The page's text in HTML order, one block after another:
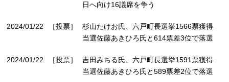
日へ向け16議席を争う
2024/01/22 ［投票］
杉山たけお氏、六戸町長選挙1566票獲得
当選佐藤あきひろ氏と614票差3位で落選
2024/01/22 ［投票］
吉田みちる氏、六戸町長選挙1591票獲得
当選佐藤あきひろ氏と589票差2位で落選